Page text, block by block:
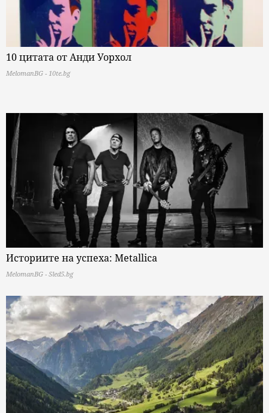
10 цитата от Анди Уорхол
MelomanBG - 10te.bg
Историите на успеха: Metallica
MelomanBG - Sled5.bg